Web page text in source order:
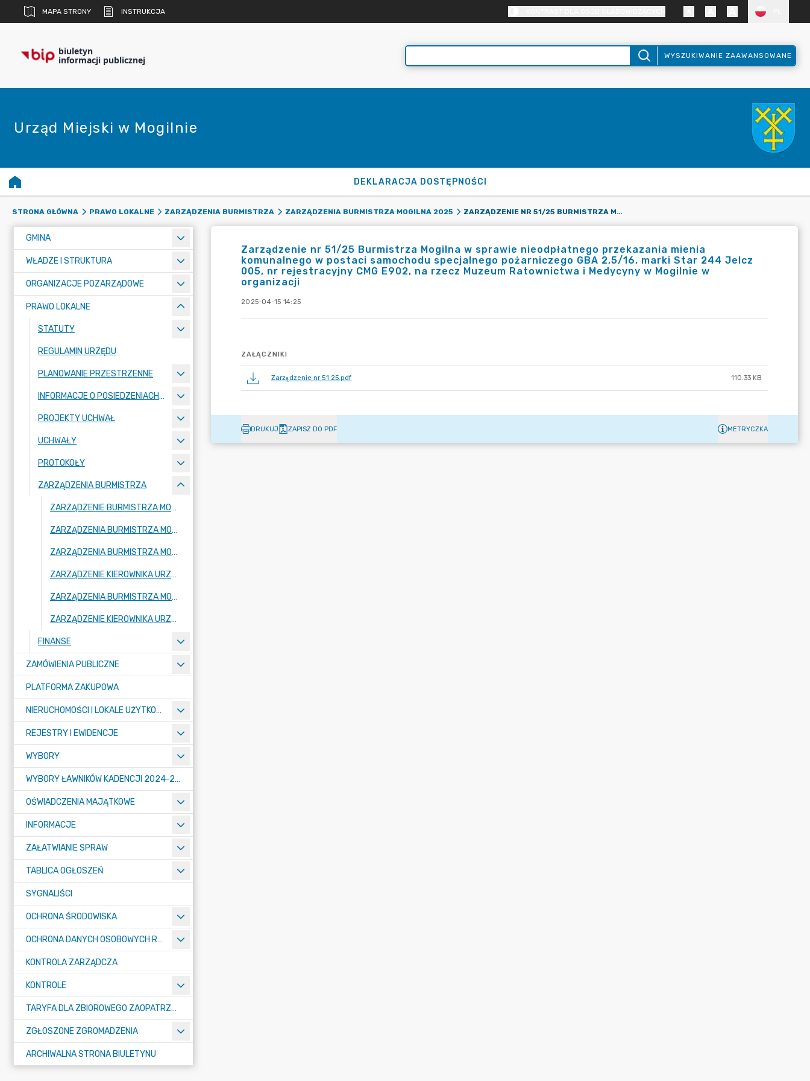
MAPA STRONY INSTRUKCJA
biuletyn
informacji publicznej WYSZUKIWANIE ZAAWANSOWANE
Urząd Miejski w Mogilnie
DEKLARACJA DOSTĘPNOŚCI
STRONA GŁÓWNA PRAWO LOKALNE ZARZĄDZENIA BURMISTRZA ZARZĄDZENIA BURMISTRZA MOGILNA 2025 ZARZĄDZENIE NR 51/25 BURMISTRZA MOGILNA W SPRAWIE NIEODPŁATNEGO PRZEKAZANIA MIENIA KOMUNALNEGO W POSTACI SAMOCHODU SPECJALNEGO POŻARNICZEGO GBA 2,5/16, MARKI STAR 244 JELCZ 005, NR REJESTRACYJNY CMG E902, NA RZECZ MUZEUM RATOWNICTWA I MEDYCYNY W MOGILNIE W ORGANIZACJI
GMINA
WŁADZE I STRUKTURA
ORGANIZACJE POZARZĄDOWE
PRAWO LOKALNE
STATUTY
REGULAMIN URZĘDU
PLANOWANIE PRZESTRZENNE
INFORMACJE O POSIEDZENIACH KOMISJI
PROJEKTY UCHWAŁ
UCHWAŁY
PROTOKOŁY
ZARZĄDZENIA BURMISTRZA
ZARZĄDZENIE BURMISTRZA MOGILNA 2026
ZARZĄDZENIA BURMISTRZA MOGILNA 2025
ZARZĄDZENIA BURMISTRZA MOGILNA 2024
ZARZĄDZENIE KIEROWNIKA URZĘDU 2024
ZARZĄDZENIA BURMISTRZA MOGILNA 2023
ZARZĄDZENIE KIEROWNIKA URZĘDU 2023
FINANSE
ZAMÓWIENIA PUBLICZNE
PLATFORMA ZAKUPOWA
NIERUCHOMOŚCI I LOKALE UŻYTKOWE
REJESTRY I EWIDENCJE
WYBORY
WYBORY ŁAWNIKÓW KADENCJI 2024-2027
OŚWIADCZENIA MAJĄTKOWE
INFORMACJE
ZAŁATWIANIE SPRAW
TABLICA OGŁOSZEŃ
SYGNALIŚCI
OCHRONA ŚRODOWISKA
OCHRONA DANYCH OSOBOWYCH RODO
KONTROLA ZARZĄDCZA
KONTROLE
TARYFA DLA ZBIOROWEGO ZAOPATRZENIA W WODĘ I ZBIOROWEGO ODPROWADZANIA ŚCIEKÓW
ZGŁOSZONE ZGROMADZENIA
ARCHIWALNA STRONA BIULETYNU
Zarządzenie nr 51/25 Burmistrza Mogilna w sprawie nieodpłatnego przekazania mienia
komunalnego w postaci samochodu specjalnego pożarniczego GBA 2,5/16, marki Star 244 Jelcz
005, nr rejestracyjny CMG E902, na rzecz Muzeum Ratownictwa i Medycyny w Mogilnie w
organizacji
2025-04-15 14:25
ZAŁĄCZNIKI
Zarządzenie nr 51 25.pdf 110.33 KB
DRUKUJ ZAPISZ DO PDF METRYCZKA